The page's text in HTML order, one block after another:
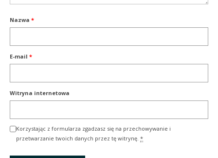
Nazwa *
E-mail *
Witryna internetowa
Korzystając z formularza zgadzasz się na przechowywanie i
przetwarzanie twoich danych przez tę witrynę. *